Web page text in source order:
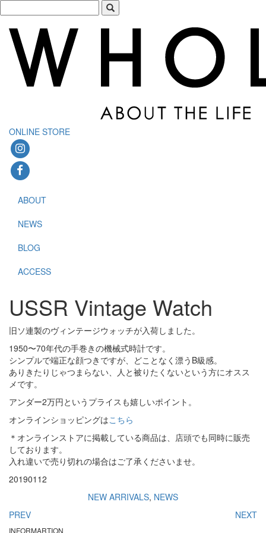
ONLINE STORE
ABOUT
NEWS
BLOG
ACCESS
USSR Vintage Watch
旧ソ連製のヴィンテージウォッチが入荷しました。
1950〜70年代の手巻きの機械式時計です。
シンプルで端正な顔つきですが、どことなく漂うB級感。
ありきたりじゃつまらない、人と被りたくないという方にオスス
メです。
アンダー2万円というプライスも嬉しいポイント。
オンラインショッピングはこちら
＊オンラインストアに掲載している商品は、店頭でも同時に販売
しております。
入れ違いで売り切れの場合はご了承くださいませ。
20190112
NEW ARRIVALS, NEWS
NEXT
PREV
INFORMARTION